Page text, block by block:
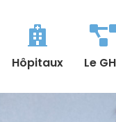

Hôpitaux Le